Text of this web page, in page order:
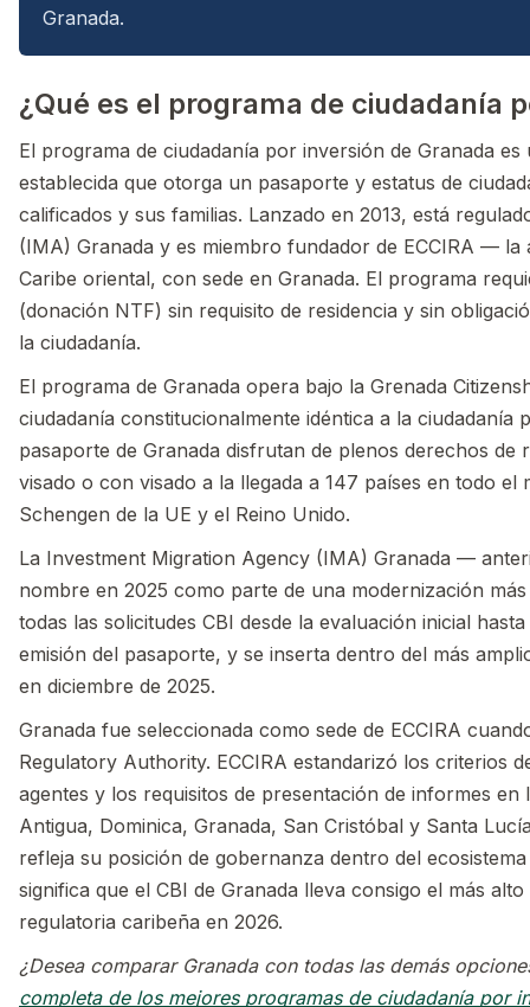
Granada.
¿Qué es el programa de ciudadanía
El programa de ciudadanía por inversión de Granada
establecida que otorga un pasaporte y estatus de
calificados y sus familias. Lanzado en 2013, está
(IMA) Granada y es miembro fundador de ECCIRA —
Caribe oriental, con sede en Granada. El programa
(donación NTF) sin requisito de residencia y sin
la ciudadanía.
El programa de Granada opera bajo la Grenada
ciudadanía constitucionalmente idéntica a la ciudadanía
pasaporte de Granada disfrutan de plenos derechos de
visado o con visado a la llegada a 147 países en todo
Schengen de la UE y el Reino Unido.
La Investment Migration Agency (IMA) Granada —
nombre en 2025 como parte de una modernización
todas las solicitudes CBI desde la evaluación inicial
emisión del pasaporte, y se inserta dentro del más
en diciembre de 2025.
Granada fue seleccionada como sede de ECCIRA
Regulatory Authority. ECCIRA estandarizó los criterios
agentes y los requisitos de presentación de informes
Antigua, Dominica, Granada, San Cristóbal y Santa
refleja su posición de gobernanza dentro del
significa que el CBI de Granada lleva consigo el más
regulatoria caribeña en 2026.
¿Desea comparar Granada con todas las demás
completa de los mejores programas de ciudadanía por